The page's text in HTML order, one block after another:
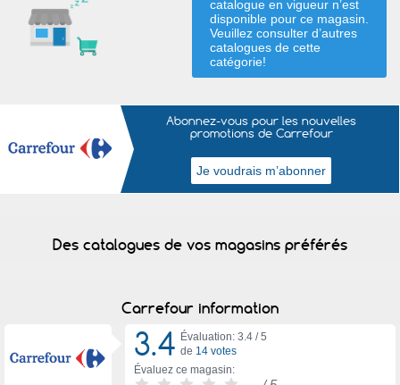
catalogue en vigueur n’est
disponible pour ce magasin.
Veuillez consulter d’autres
catalogues de cette
catégorie!
Abonnez-vous pour les nouvelles
promotions de Carrefour
Des catalogues de vos magasins préférés
Carrefour information
3.4 Évaluation: 3.4 /5
de 14 votes
Évaluez ce magasin: